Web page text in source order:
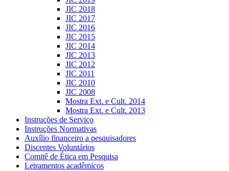
JIC 2018
JIC 2017
JIC 2016
JIC 2015
JIC 2014
JIC 2013
JIC 2012
JIC 2011
JIC 2010
JIC 2008
Mostra Ext. e Cult. 2014
Mostra Ext. e Cult. 2013
Instruções de Serviço
Instruções Normativas
Auxílio financeiro a pesquisadores
Discentes Voluntários
Comitê de Ética em Pesquisa
Letramentos acadêmicos